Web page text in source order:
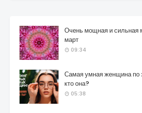
Очень мощная и сильная
март
09:34
Самая умная женщина по
кто она?
05:38